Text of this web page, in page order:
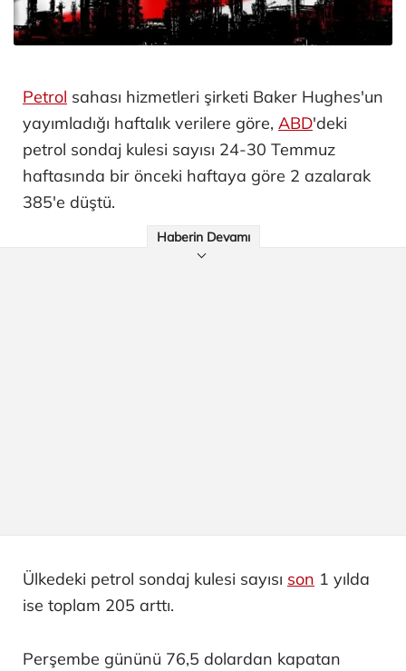
Petrol sahası hizmetleri şirketi Baker Hughes'un
yayımladığı haftalık verilere göre, ABD'deki
petrol sondaj kulesi sayısı 24-30 Temmuz
haftasında bir önceki haftaya göre 2 azalarak
385'e düştü.
Haberin Devamı
Ülkedeki petrol sondaj kulesi sayısı son 1 yılda
ise toplam 205 arttı.
Perşembe gününü 76,5 dolardan kapatan